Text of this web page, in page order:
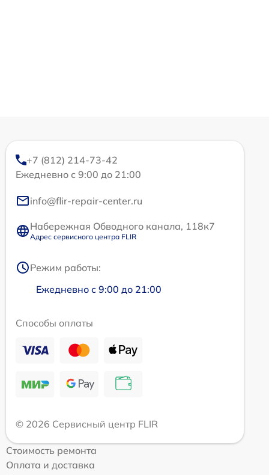
+7 (812) 214-73-42
Ежедневно с 9:00 до 21:00
info@flir-repair-center.ru
Набережная Обводного канала, 118к7
Адрес сервисного центра FLIR
Режим работы:
Ежедневно с 9:00 до 21:00
Способы оплаты
© 2026 Сервисный центр FLIR
Стоимость ремонта
Оплата и доставка